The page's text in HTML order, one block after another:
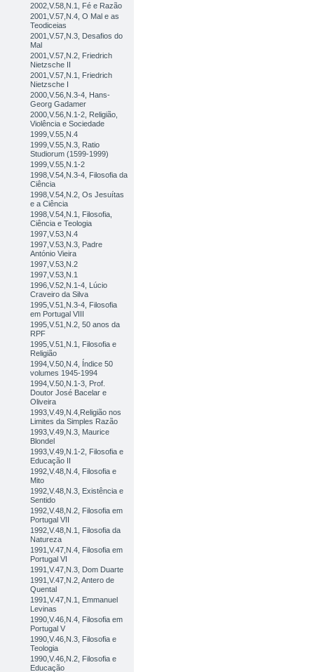
2002,V.58,N.1, Fé e Razão
2001,V.57,N.4, O Mal e as
Teodiceias
2001,V.57,N.3, Desafios do
Mal
2001,V.57,N.2, Friedrich
Nietzsche II
2001,V.57,N.1, Friedrich
Nietzsche I
2000,V.56,N.3-4, Hans-
Georg Gadamer
2000,V.56,N.1-2, Religião,
Violência e Sociedade
1999,V.55,N.4
1999,V.55,N.3, Ratio
Studiorum (1599-1999)
1999,V.55,N.1-2
1998,V.54,N.3-4, Filosofia da
Ciência
1998,V.54,N.2, Os Jesuítas
e a Ciência
1998,V.54,N.1, Filosofia,
Ciência e Teologia
1997,V.53,N.4
1997,V.53,N.3, Padre
António Vieira
1997,V.53,N.2
1997,V.53,N.1
1996,V.52,N.1-4, Lúcio
Craveiro da Silva
1995,V.51,N.3-4, Filosofia
em Portugal VIII
1995,V.51,N.2, 50 anos da
RPF
1995,V.51,N.1, Filosofia e
Religião
1994,V.50,N.4, Índice 50
volumes 1945-1994
1994,V.50,N.1-3, Prof.
Doutor José Bacelar e
Oliveira
1993,V.49,N.4,Religião nos
Limites da Simples Razão
1993,V.49,N.3, Maurice
Blondel
1993,V.49,N.1-2, Filosofia e
Educação II
1992,V.48,N.4, Filosofia e
Mito
1992,V.48,N.3, Existência e
Sentido
1992,V.48,N.2, Filosofia em
Portugal VII
1992,V.48,N.1, Filosofia da
Natureza
1991,V.47,N.4, Filosofia em
Portugal VI
1991,V.47,N.3, Dom Duarte
1991,V.47,N.2, Antero de
Quental
1991,V.47,N.1, Emmanuel
Levinas
1990,V.46,N.4, Filosofia em
Portugal V
1990,V.46,N.3, Filosofia e
Teologia
1990,V.46,N.2, Filosofia e
Educação